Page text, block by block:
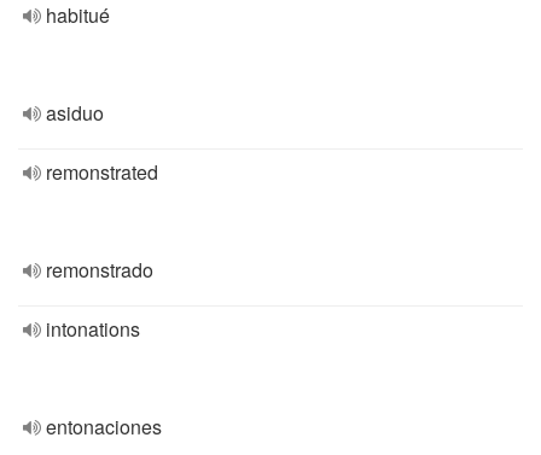
habitué
asiduo
remonstrated
remonstrado
intonations
entonaciones